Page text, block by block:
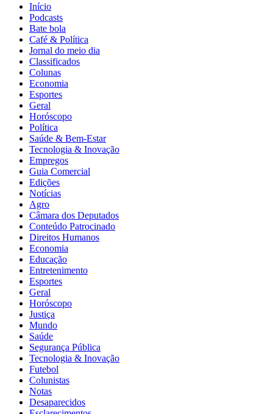
Início
Podcasts
Bate bola
Café & Política
Jornal do meio dia
Classificados
Colunas
Economia
Esportes
Geral
Horóscopo
Política
Saúde & Bem-Estar
Tecnologia & Inovação
Empregos
Guia Comercial
Edições
Notícias
Agro
Câmara dos Deputados
Conteúdo Patrocinado
Direitos Humanos
Economia
Educação
Entretenimento
Esportes
Geral
Horóscopo
Justiça
Mundo
Saúde
Segurança Pública
Tecnologia & Inovação
Futebol
Colunistas
Notas
Desaparecidos